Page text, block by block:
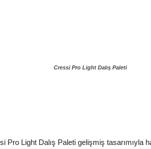
Cressi Pro Light Dalış Paleti
Light Dalış Paleti gelişmiş tasarımıyla